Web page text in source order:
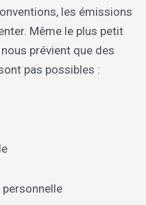
les émissions
Même le plus petit
prévient que des
pas possibles :
personnelle